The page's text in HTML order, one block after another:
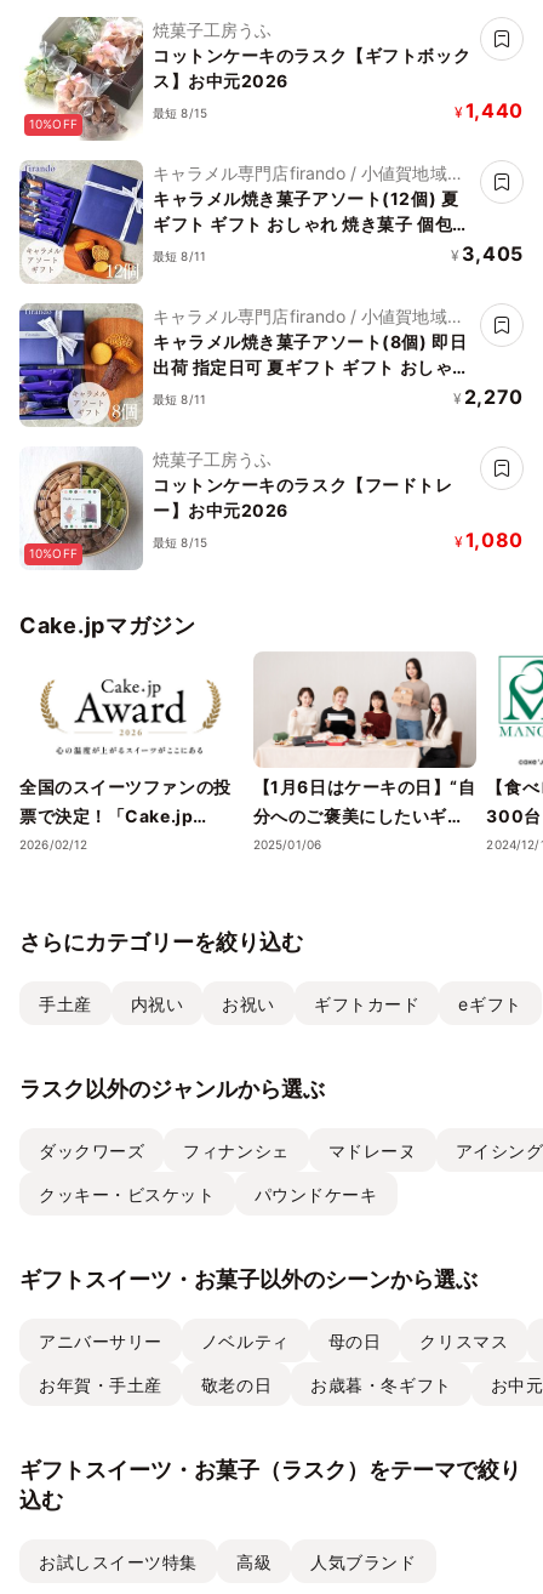
10%OFF
焼菓子工房うふ
コットンケーキのラスク【ギフトボック
ス】お中元2026
最短 8/15 ¥1,440
キャラメル専門店firando / 小値賀地域ブ
ランド製作所株式会社
キャラメル焼き菓子アソート(12個) 夏
ギフト ギフト おしゃれ 焼き菓子 個包装
お中元2026
最短 8/11 ¥ 3,405
キャラメル専門店firando / 小値賀地域ブ
ランド製作所株式会社
キャラメル焼き菓子アソート(8個) 即日
出荷 指定日可 夏ギフト ギフト おしゃれ
焼き菓子 個包装 お中元2026
最短 8/11 ¥ 2,270
10%OFF
焼菓子工房うふ
コットンケーキのラスク【フードトレ
ー】お中元2026
最短 8/15 ¥1,080
Cake.jpマガジン
全国のスイーツファンの投
票で決定！「Cake.jp
Award 2026」受賞店舗を
ツの名店が集結 ―
2026/02/12
【1月6日はケーキの日】“自
分へのご褒美にしたいギフ
トスイーツ・ケーキ”5選
2025/01/06
【食
300台
スイ
2024/12/
さらにカテゴリーを絞り込む
手土産 内祝い お祝い ギフトカード eギフト
ラスク以外のジャンルから選ぶ
ダックワーズ フィナンシェ マドレーヌ アイシン
クッキー・ビスケット パウンドケーキ
ギフトスイーツ・お菓子以外のシーンから選ぶ
アニバーサリー ノベルティ 母の日 クリスマス
お年賀・手土産 敬老の日 お歳暮・冬ギフト お中
ギフトスイーツ・お菓子（ラスク）をテーマで絞り
込む
お試しスイーツ特集 高級 人気ブランド